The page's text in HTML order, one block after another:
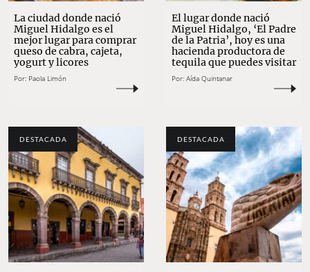
La ciudad donde nació
Miguel Hidalgo es el
mejor lugar para comprar
queso de cabra, cajeta,
yogurt y licores
Por: Paola Limón
El lugar donde nació
Miguel Hidalgo, ‘El Padre
de la Patria’, hoy es una
hacienda productora de
tequila que puedes visitar
Por: Aída Quintanar
DESTACADA DESTACADA